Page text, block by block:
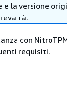
e la versione
con
requisiti.